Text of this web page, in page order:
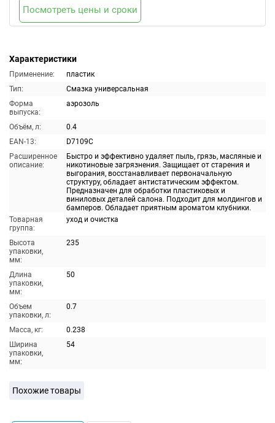
Характеристики
Применение:
пластик
Тип:
Смазка универсальная
Форма
выпуска:
аэрозоль
Объём, л:
0.4
EAN-13:
D7109C
Расширенное
описание:
Быстро и эффективно удаляет пыль, грязь, масляные и
никотиновые загрязнения. Защищает от старения и
выгорания, восстанавливает первоначальную
структуру, обладает антистатическим эффектом.
Предназначен для обработки пластиковых и
виниловых деталей салона. Подходит для молдингов и
бамперов. Обладает приятным ароматом клубники.
Товарная
группа:
уход и очистка
Высота
упаковки,
мм:
235
Длина
упаковки,
мм:
50
Объем
упаковки, л:
0.7
Масса, кг:
0.238
Ширина
упаковки,
мм:
54
Посмотреть цены и сроки
Похожие товары